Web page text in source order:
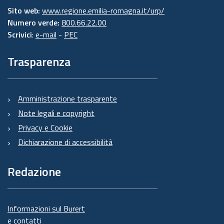
Sito web: www.regione.emilia-romagna.it/urp/
Numero verde: 800.66.22.00
Scrivici: e-mail - PEC
Trasparenza
Amministrazione trasparente
Note legali e copyright
Privacy e Cookie
Dichiarazione di accessibilità
Redazione
Informazioni sul Burert
e contatti